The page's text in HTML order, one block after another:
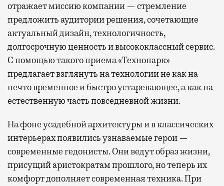
отражает миссию компании — стремление
предложить аудитории решения, сочетающие
актуальный дизайн, технологичность,
долгосрочную ценность и высококлассный сервис.
С помощью такого приема «Технопарк»
предлагает взглянуть на технологии не как на
нечто временное и быстро устаревающее, а как на
естественную часть повседневной жизни.
На фоне усадебной архитектуры и в классических
интерьерах появились узнаваемые герои —
современные гедонисты. Они ведут образ жизни,
присущий аристократам прошлого, но теперь их
комфорт дополняет современная техника. При